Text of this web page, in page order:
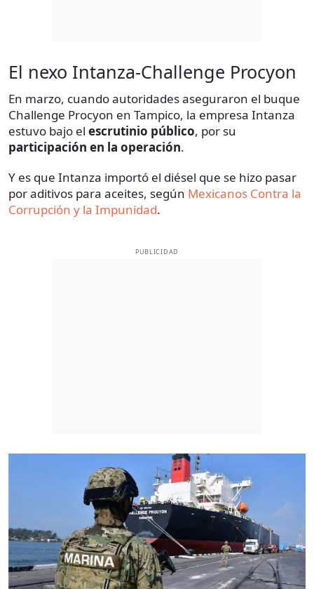
El nexo Intanza-Challenge Procyon
En marzo, cuando autoridades aseguraron el buque
Challenge Procyon en Tampico, la empresa Intanza
estuvo bajo el escrutinio público, por su
participación en la operación.
Y es que Intanza importó el diésel que se hizo pasar
por aditivos para aceites, según Mexicanos Contra la
Corrupción y la Impunidad.
PUBLICIDAD